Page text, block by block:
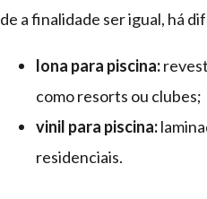
de a finalidade ser igual, há
lona para piscina:
como resorts ou clubes;
vinil para piscina:
residenciais.